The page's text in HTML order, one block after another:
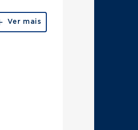
Ver mais